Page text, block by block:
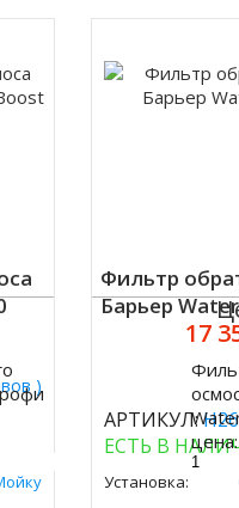
)
Фильтр
Барьер
АРТИКУЛ:
ЕСТЬ В
Установка:
17